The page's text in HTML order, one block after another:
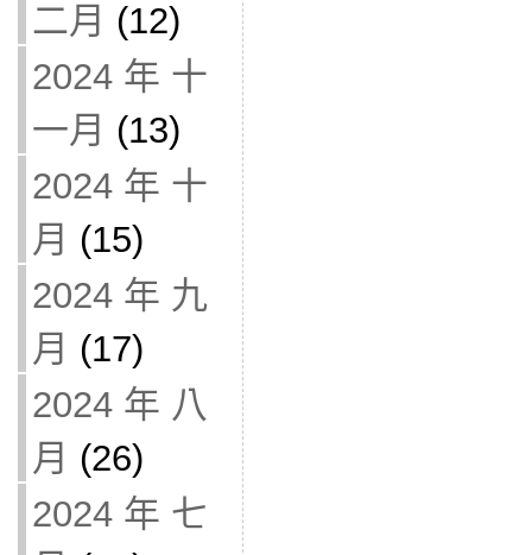
二月 (12)
2024 年 十
一月 (13)
2024 年 十
月 (15)
2024 年 九
月 (17)
2024 年 八
月 (26)
2024 年 七